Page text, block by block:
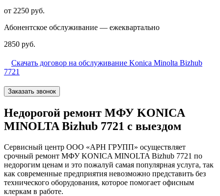
от 2250 руб.
Абонентское обслуживание — ежеквартально
2850 руб.
Скачать договор на обслуживание Konica Minolta Bizhub
7721
Заказать звонок
Недорогой ремонт МФУ KONICA
MINOLTA Bizhub 7721 с выездом
Сервисный центр ООО «АРН ГРУПП» осуществляет
срочный ремонт МФУ KONICA MINOLTA Bizhub 7721 по
недорогим ценам и это пожалуй самая популярная услуга, так
как современные предприятия невозможно представить без
технического оборудования, которое помогает офисным
клеркам в работе.